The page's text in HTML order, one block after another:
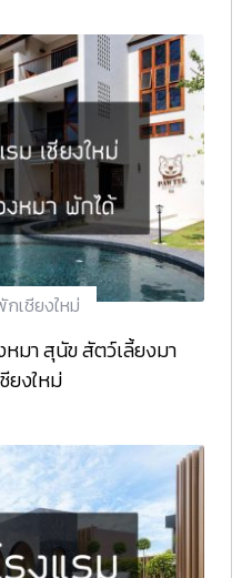
เชียงใหม่
มา สุนัข สัตว์เลี้ยงมา
ยงใหม่